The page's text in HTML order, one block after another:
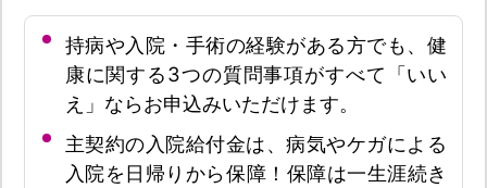
持病や入院・手術の経験がある方でも、健
康に関する3つの質問事項がすべて「いい
え」ならお申込みいただけます。
主契約の入院給付金は、病気やケガによる
入院を日帰りから保障！保障は一生涯続き